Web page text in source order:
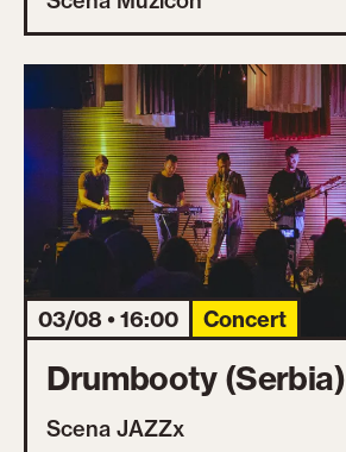
03/08 • 16:00 Concert
Drumbooty (Serbia)
Scena JAZZx